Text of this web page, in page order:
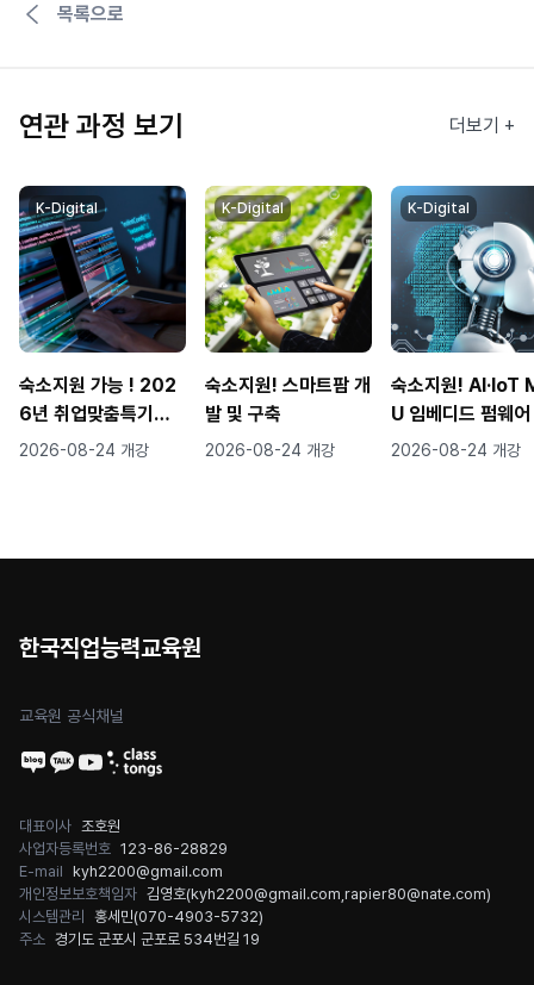
목록으로
연관 과정 보기 더보기 +
K-Digital
숙소지원 가능 ! 202
6년 취업맞춤특기병
모집
2026-08-24 개강
K-Digital
숙소지원! 스마트팜 개
발 및 구축
2026-08-24 개강
K-Digital
숙소지원! AI·IoT
U 임베디드 펌웨
문가 양성
2026-08-24 개강
한국직업능력교육원
교육원 공식채널
대표이사 조호원
사업자등록번호 123-86-28829
E-mail kyh2200@gmail.com
개인정보보호책임자 김영호(kyh2200@gmail.com rapier80@nate.com)
시스템관리 홍세민(070-4903-5732)
주소 경기도 군포시 군포로 534번길 19